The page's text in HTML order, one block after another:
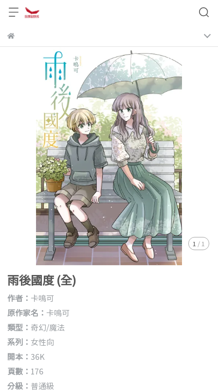
1 / 1
雨後國度 (全)
作者： 卡鳴可
原作家名： 卡鳴可
類型： 奇幻/魔法
系列： 女性向
開本： 36K
頁數： 176
分級： 普通級